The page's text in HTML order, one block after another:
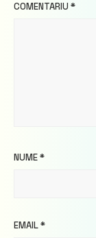
COMENTARIU *
NUME*
EMAIL*